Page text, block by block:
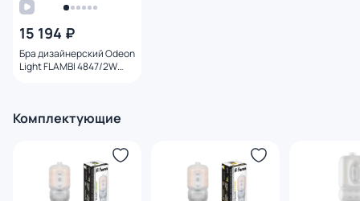
15 194 ₽
Бра дизайнерский Odeon
Light FLAMBI 4847/2W
Комплектующие